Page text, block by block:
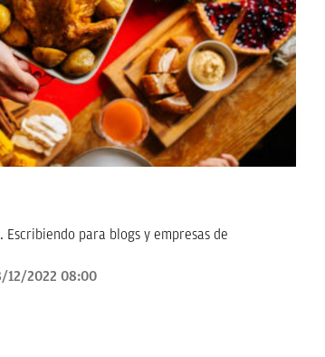
para blogs y empresas de
12/2022 08:00